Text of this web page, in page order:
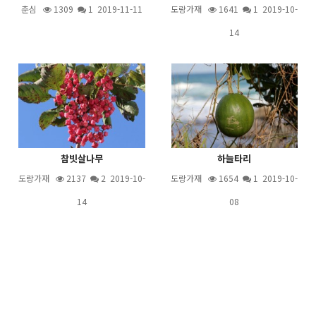
춘심 1309 1 2019-11-11 도랑가재 1641 1 2019-10-
14
참빗살나무
도랑가재 2137 22019-10-
14
하늘타리
도랑가재 1654 1 2019-10-
08